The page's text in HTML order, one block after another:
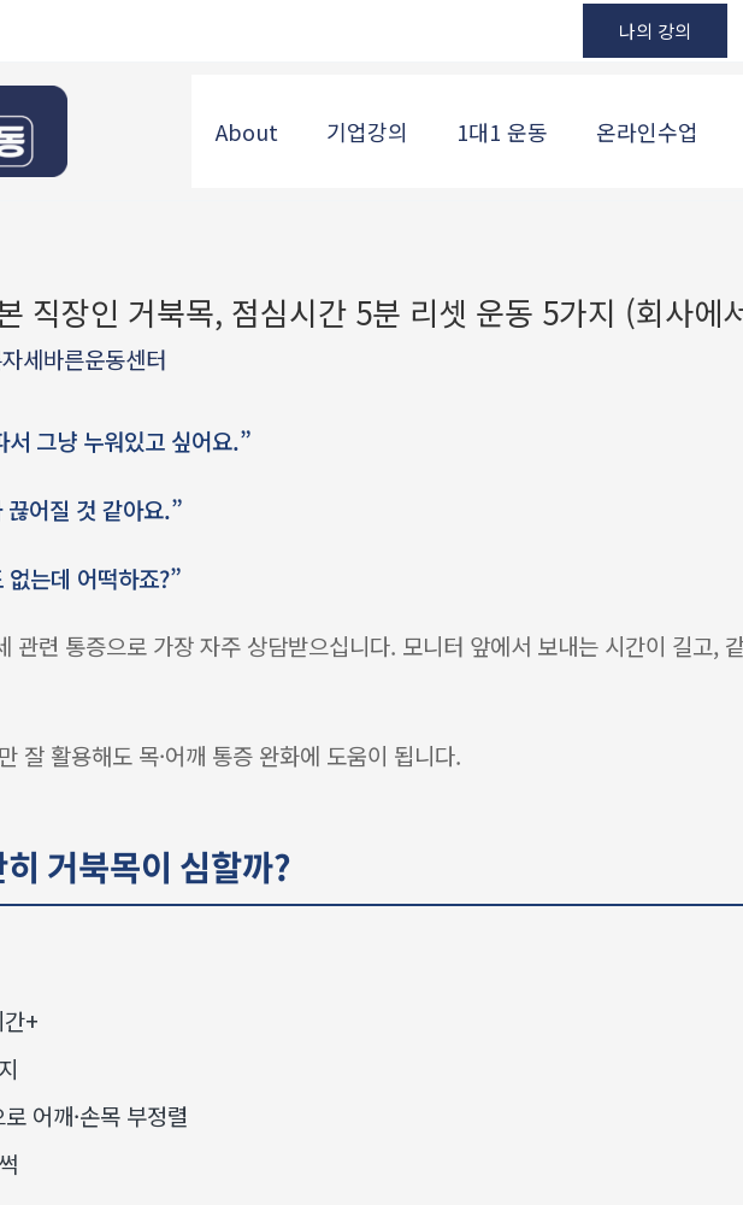
나의 강의
About 기업강의 1대1 운동 온라인수업
직장인 거북목, 점심시간 5분 리셋 운동 5가지 (회사에
세바른운동센터
그냥 누워있고 싶어요.”
어질 것 같아요.”
는데 어떡하죠?”
관련 통증으로 가장 자주 상담받으십니다. 모니터 앞에서 보내는 시간이 길고,
잘 활용해도 목·어깨 통증 완화에 도움이 됩니다.
거북목이 심할까?
+
어깨·손목 부정렬